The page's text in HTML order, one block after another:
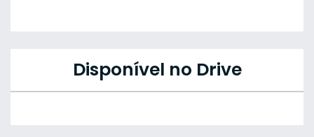
Disponível no Drive